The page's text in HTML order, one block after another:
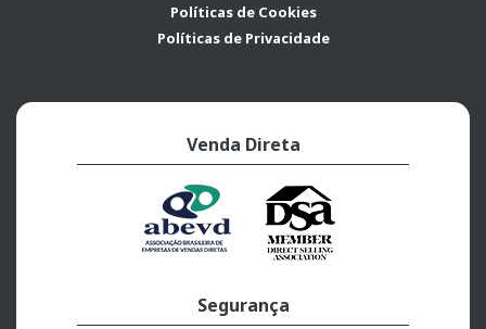
Políticas de Cookies
Políticas de Privacidade
Venda Direta
Segurança